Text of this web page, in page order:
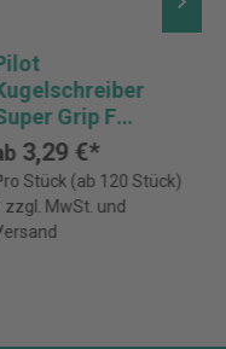
Grip F
bl
3,29 €*
Stück (ab 120 Stück)
zzgl. MwSt. und